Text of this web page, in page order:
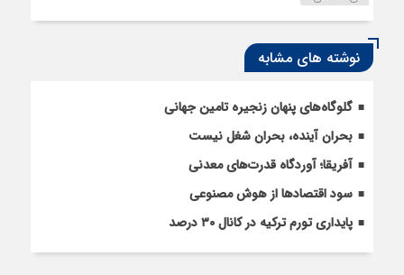
نوشته های مشابه
گلوگاه‌های پنهان زنجیره تامین جهانی
بحران آینده، بحران شغل نیست
آفریقا؛ آوردگاه قدرت‌های معدنی
سود اقتصاد‌ها از هوش مصنوعی
پایداری تورم ترکیه در کانال ۳۰ درصد